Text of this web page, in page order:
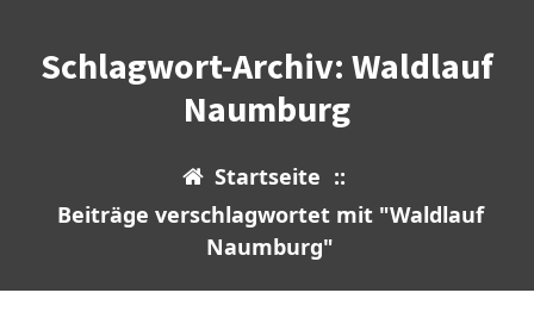
Schlagwort-Archiv: Waldlauf
Naumburg
Startseite ::
Beiträge verschlagwortet mit "Waldlauf
Naumburg"